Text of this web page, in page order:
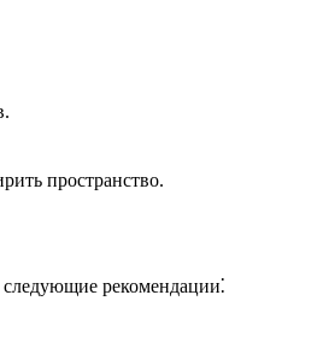
пространство.
рекомендации⁚